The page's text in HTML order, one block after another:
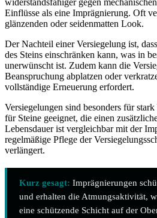
Einflüsse als eine Imprägnierung. Oft
glänzenden oder seidenmatten Look.
Der Nachteil einer Versiegelung ist,
des Steins einschränken kann, was in
unerwünscht ist. Zudem kann die
Beanspruchung abplatzen oder
vollständige Erneuerung erfordert.
Versiegelungen sind besonders für
für Steine geeignet, die einen
Lebensdauer ist vergleichbar mit der
regelmäßige Pflege der
verlängert.
Kurz gesagt: Imprägnierungen
und erhalten die Atmungsaktivität,
eine schützende Schicht auf der